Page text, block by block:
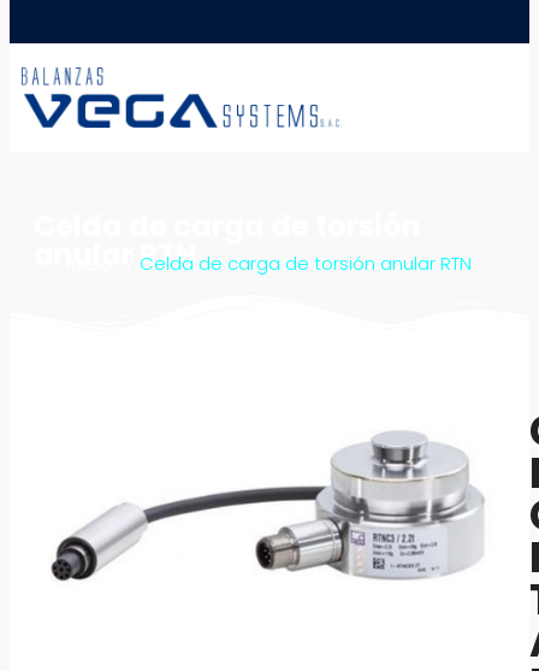
anular RTNCelda de carga de torsión anular RTN